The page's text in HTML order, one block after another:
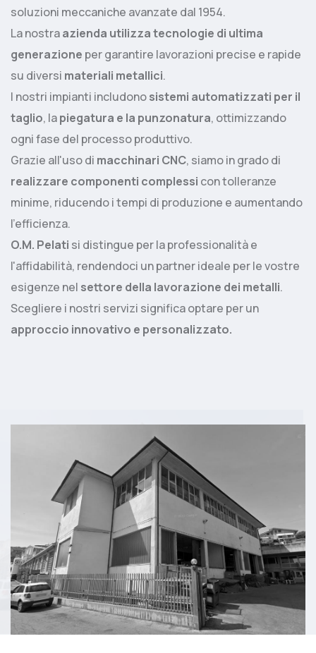
soluzioni meccaniche avanzate dal 1954.
La nostraazienda utilizza tecnologie di ultima
generazione per garantire lavorazioni precise e rapide
su diversi materiali metallici.
I nostri impianti includonosistemi automatizzati per il
taglio, lapiegatura e la punzonatura, ottimizzando
ogni fase del processo produttivo.
Grazie all'uso di macchinari CNC, siamo in grado di
realizzare componenti complessi con tolleranze
minime, riducendo i tempi di produzione e aumentando
l'efficienza.
O.M. Pelati si distingue per la professionalità e
l'affidabilità, rendendoci un partner ideale per le vostre
esigenze nel settore della lavorazione dei metalli.
Scegliere i nostri servizi significa optare per un
approccio innovativo e personalizzato.